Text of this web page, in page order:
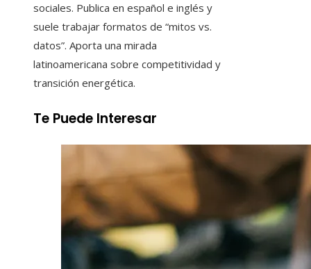
sociales. Publica en español e inglés y
suele trabajar formatos de “mitos vs.
datos”. Aporta una mirada
latinoamericana sobre competitividad y
transición energética.
Te Puede Interesar